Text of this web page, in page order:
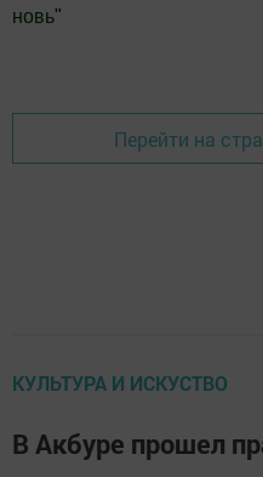
новь"
Перейти на
КУЛЬТУРА И ИСКУСТВО
В Акбуре прошел